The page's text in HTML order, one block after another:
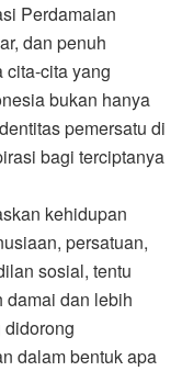
Perdamaian
dan penuh
cita-cita yang
bukan hanya
pemersatu di
bagi terciptanya
kehidupan
persatuan,
sosial, tentu
damai dan lebih
dalam bentuk apa